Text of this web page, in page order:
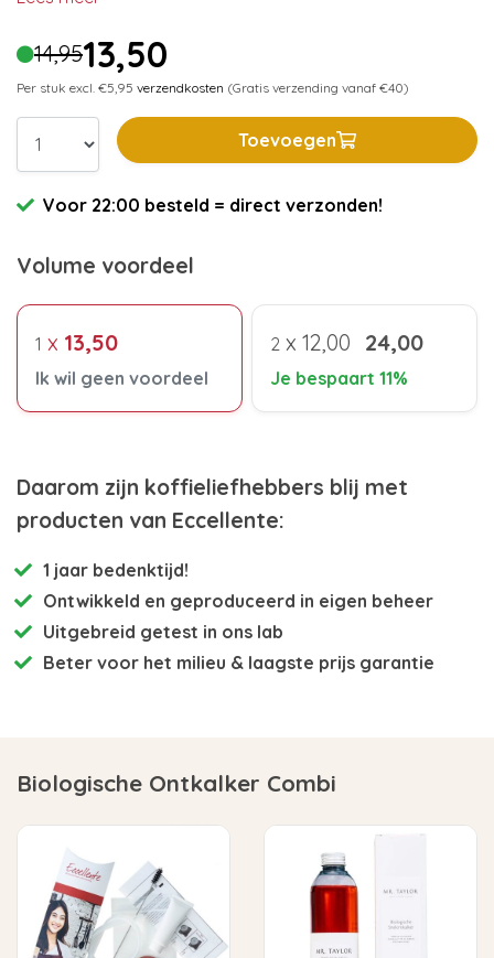
14,9513,50
Per stuk excl. €5,95 verzendkosten (Gratis verzending vanaf €40)
Toevoegen
Voor 22:00 besteld = direct verzonden!
Volume voordeel
1 x 13,50
Ik wil geen voordeel
2 x 12,00 24,00
Je bespaart 11%
Daarom zijn koffieliefhebbers blij met
producten van Eccellente:
1 jaar bedenktijd!
Ontwikkeld en geproduceerd in eigen beheer
Uitgebreid getest in ons lab
Beter voor het milieu & laagste prijs garantie
Biologische Ontkalker Combi